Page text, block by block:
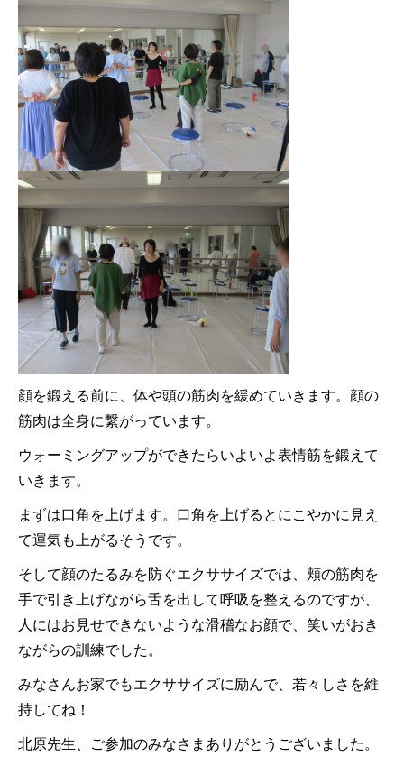
顔を鍛える前に、体や頭の筋肉を緩めていきます。顔の
筋肉は全身に繋がっています。
ウォーミングアップができたらいよいよ表情筋を鍛えて
いきます。
まずは口角を上げます。口角を上げるとにこやかに見え
て運気も上がるそうです。
そして顔のたるみを防ぐエクササイズでは、頬の筋肉を
手で引き上げながら舌を出して呼吸を整えるのですが、
人にはお見せできないような滑稽なお顔で、笑いがおき
ながらの訓練でした。
みなさんお家でもエクササイズに励んで、若々しさを維
持してね！
北原先生、ご参加のみなさまありがとうございました。